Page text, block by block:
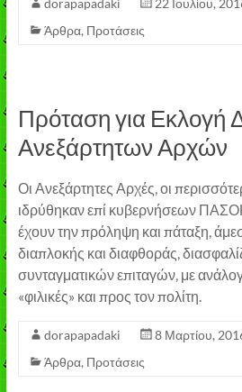
dorapapadaki
22 Ιουλίου,
Άρθρα, Προτάσεις
Πρόταση για Εκλογή
Ανεξάρτητων Αρχών
Οι Ανεξάρτητες Αρχές, οι
ιδρύθηκαν επί κυβερνήσεων
έχουν την πρόληψη και πάταξη,
διαπλοκής και διαφθοράς,
συνταγματικών επιταγών, με
«φιλικές» και προς τον πολίτη.
dorapapadaki
8 Μαρτίου,
Άρθρα, Προτάσεις